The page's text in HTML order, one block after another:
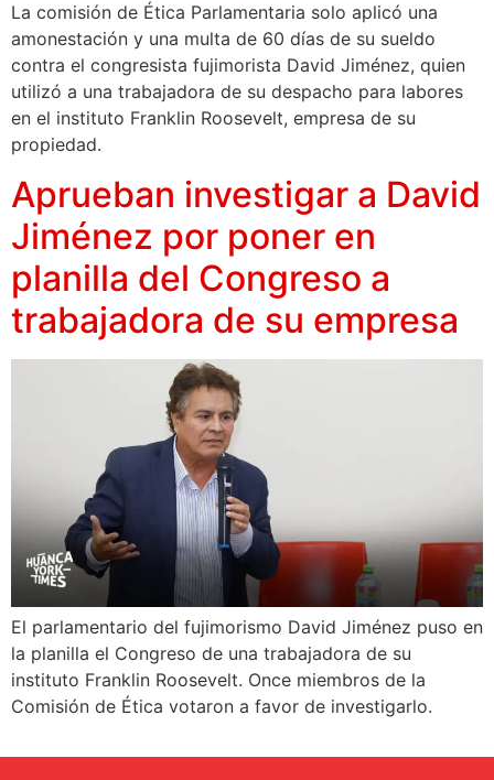
La comisión de Ética Parlamentaria solo aplicó una
amonestación y una multa de 60 días de su sueldo
contra el congresista fujimorista David Jiménez, quien
utilizó a una trabajadora de su despacho para labores
en el instituto Franklin Roosevelt, empresa de su
propiedad.
Aprueban investigar a David
Jiménez por poner en
planilla del Congreso a
trabajadora de su empresa
El parlamentario del fujimorismo David Jiménez puso en
la planilla el Congreso de una trabajadora de su
instituto Franklin Roosevelt. Once miembros de la
Comisión de Ética votaron a favor de investigarlo.